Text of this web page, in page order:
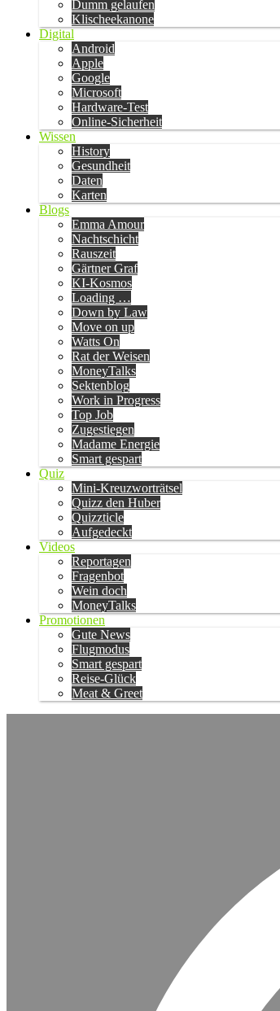
Dumm gelaufen
Klischeekanone
Digital
Android
Apple
Google
Microsoft
Hardware-Test
Online-Sicherheit
Wissen
History
Gesundheit
Daten
Karten
Blogs
Emma Amour
Nachtschicht
Rauszeit
Gärtner Graf
KI-Kosmos
Loading …
Down by Law
Move on up
Watts On
Rat der Weisen
MoneyTalks
Sektenblog
Work in Progress
Top Job
Zugestiegen
Madame Energie
Smart gespart
Quiz
Mini-Kreuzworträtsel
Quizz den Huber
Quizzticle
Aufgedeckt
Videos
Reportagen
Fragenbot
Wein doch
MoneyTalks
Promotionen
Gute News
Flugmodus
Smart gespart
Reise-Glück
Meat & Greet